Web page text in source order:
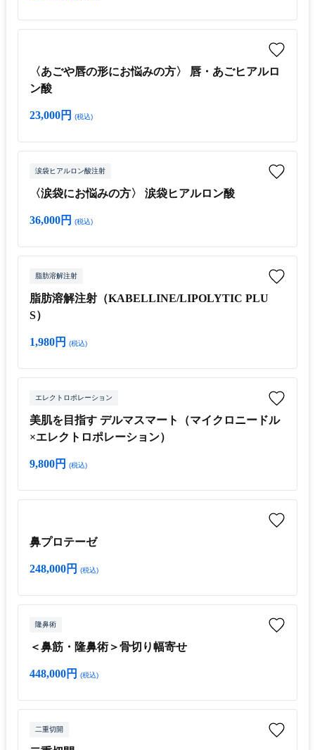
〈あごや唇の形にお悩みの方〉 唇・あごヒアルロ
ン酸
23,000円 (税込)
涙袋ヒアルロン酸注射
〈涙袋にお悩みの方〉 涙袋ヒアルロン酸
36,000円 (税込)
脂肪溶解注射
脂肪溶解注射（KABELLINE/LIPOLYTIC PLU
S）
1,980円 (税込)
エレクトロポレーション
美肌を目指す デルマスマート（マイクロニードル
×エレクトロポレーション）
9,800円 (税込)
鼻プロテーゼ
248,000円 (税込)
隆鼻術
＜鼻筋・隆鼻術＞骨切り幅寄せ
448,000円 (税込)
二重切開